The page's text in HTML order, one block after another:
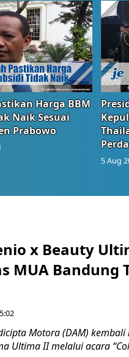
Harga BBM
Naik Sesuai
Prabowo
5 Aug
x Beauty
MUA Bandung
Motora (DAM)
Ultima II melalui acara